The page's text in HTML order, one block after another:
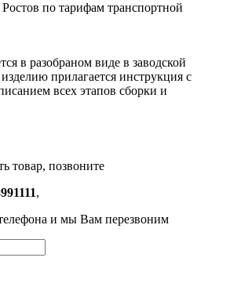
по тарифам транспортной
в разобраном виде в заводской
прилагается инструкция с
всех этапов сборки и
товар, позвоните
,
и мы Вам перезвоним